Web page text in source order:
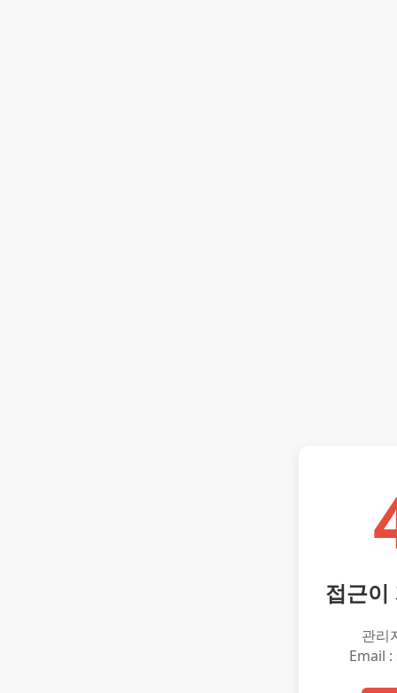
접근이
관리
Email